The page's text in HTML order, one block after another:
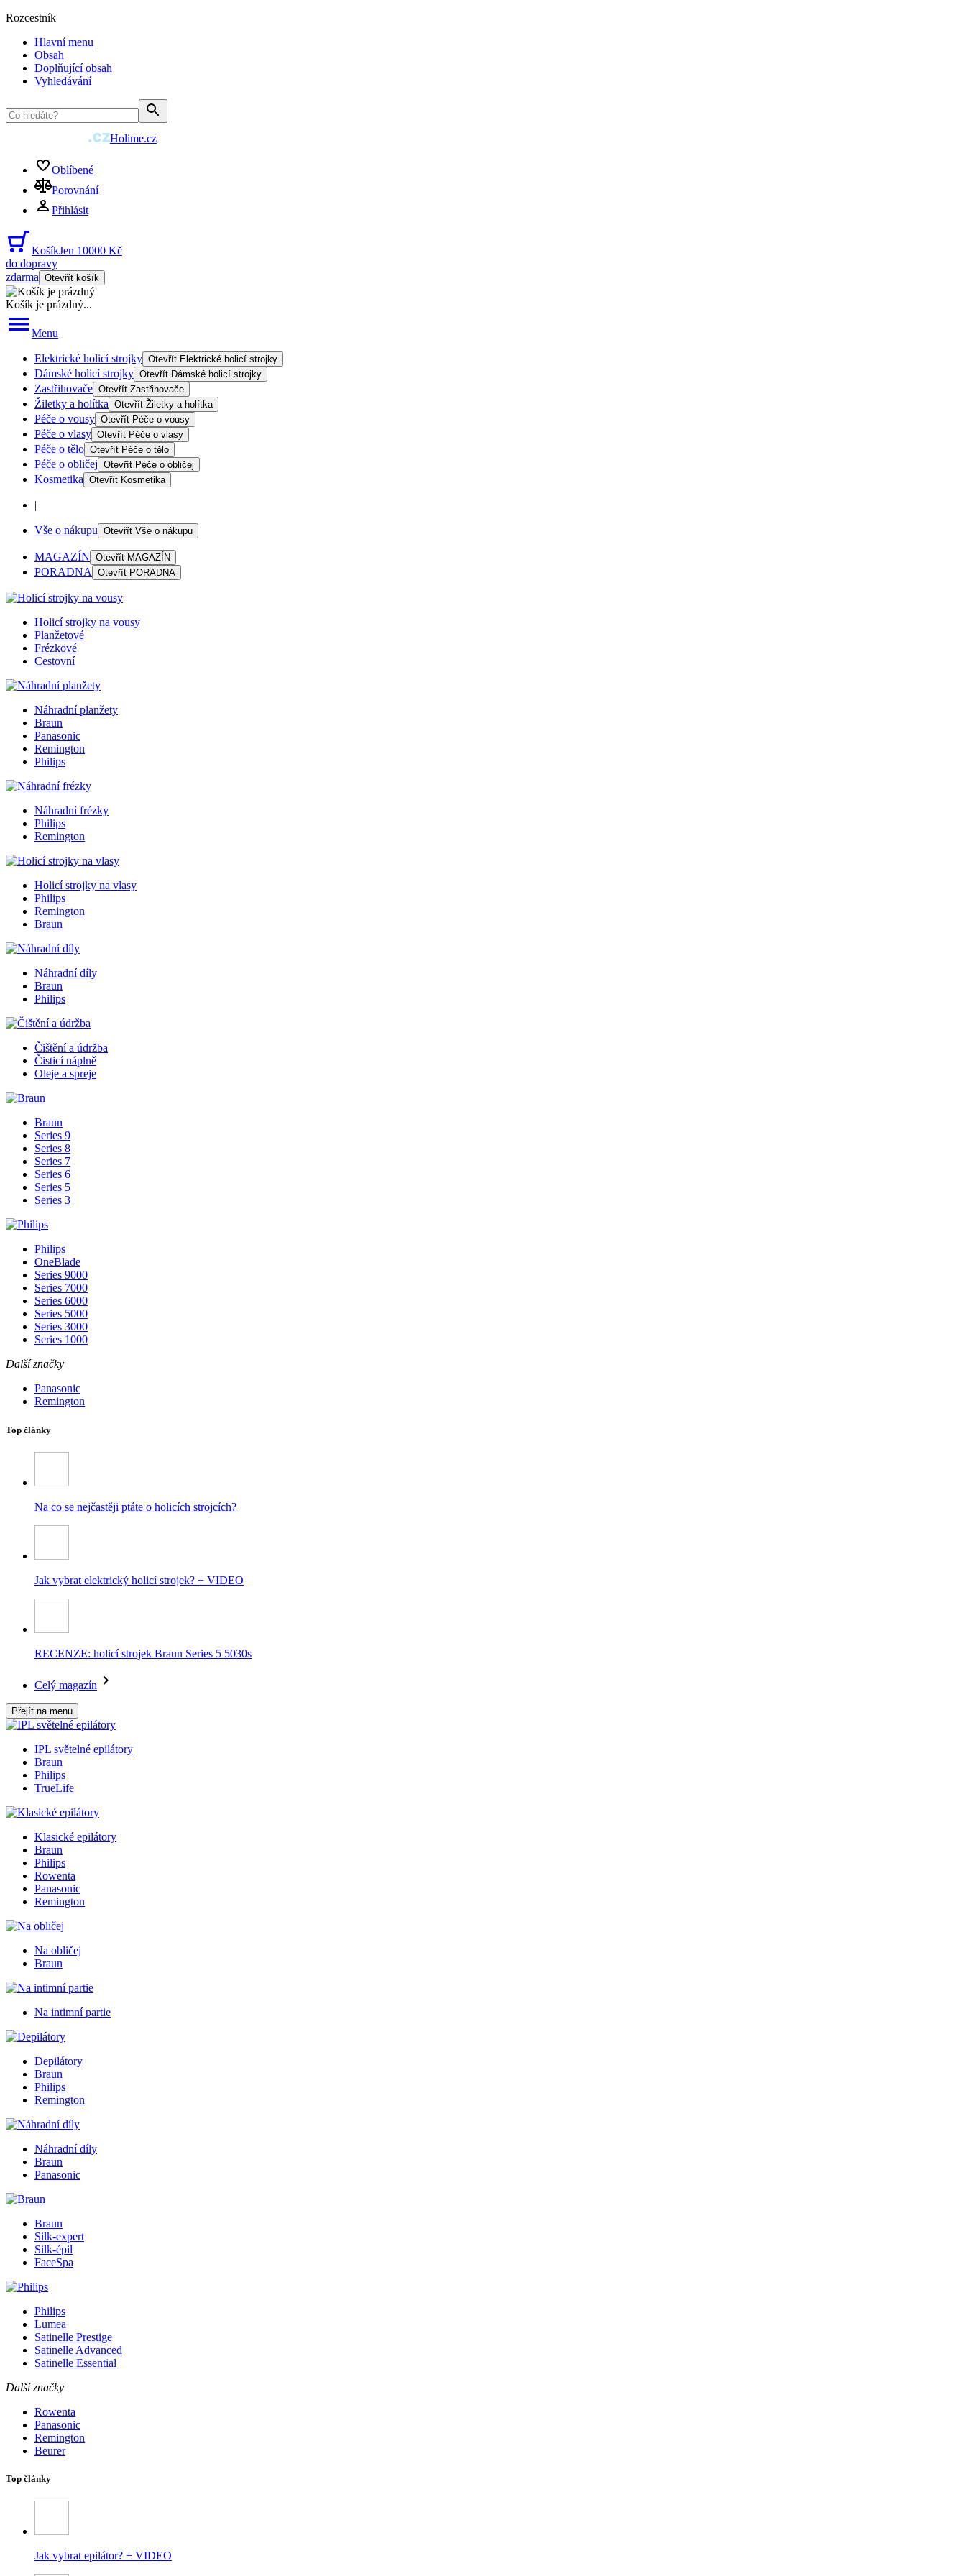
Rozcestník
Hlavní menu
Obsah
Doplňující obsah
Vyhledávání
Holime.cz
Oblíbené
Porovnání
Přihlásit
KošíkJen 10000 Kč
do dopravy
zdarma Otevřít košík
Košík je prázdný...
Menu
Elektrické holicí strojky Otevřít Elektrické holicí strojky
Dámské holicí strojky Otevřít Dámské holicí strojky
Zastřihovače Otevřít Zastřihovače
Žiletky a holítka Otevřít Žiletky a holítka
Péče o vousy Otevřít Péče o vousy
Péče o vlasy Otevřít Péče o vlasy
Péče o tělo Otevřít Péče o tělo
Péče o obličej Otevřít Péče o obličej
Kosmetika Otevřít Kosmetika
|
Vše o nákupu Otevřít Vše o nákupu
MAGAZÍN Otevřít MAGAZÍN
PORADNA Otevřít PORADNA
Holicí strojky na vousy
Planžetové
Frézkové
Cestovní
Náhradní planžety
Braun
Panasonic
Remington
Philips
Náhradní frézky
Philips
Remington
Holicí strojky na vlasy
Philips
Remington
Braun
Náhradní díly
Braun
Philips
Čištění a údržba
Čisticí náplně
Oleje a spreje
Braun
Series 9
Series 8
Series 7
Series 6
Series 5
Series 3
Philips
OneBlade
Series 9000
Series 7000
Series 6000
Series 5000
Series 3000
Series 1000
Další značky
Panasonic
Remington
Top články
Na co se nejčastěji ptáte o holicích strojcích?
Jak vybrat elektrický holicí strojek? + VIDEO
RECENZE: holicí strojek Braun Series 5 5030s
Celý magazín
Přejít na menu
IPL světelné epilátory
Braun
Philips
TrueLife
Klasické epilátory
Braun
Philips
Rowenta
Panasonic
Remington
Na obličej
Braun
Na intimní partie
Depilátory
Braun
Philips
Remington
Náhradní díly
Braun
Panasonic
Braun
Silk-expert
Silk-épil
FaceSpa
Philips
Lumea
Satinelle Prestige
Satinelle Advanced
Satinelle Essential
Další značky
Rowenta
Panasonic
Remington
Beurer
Top články
Jak vybrat epilátor? + VIDEO